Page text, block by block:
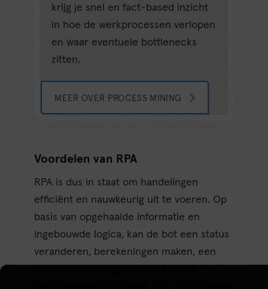
krijg je snel en fact-based inzicht
in hoe de werkprocessen verlopen
en waar eventuele bottlenecks
zitten.
MEER OVER PROCESS MINING
Voordelen van RPA
RPA is dus in staat om handelingen
efficiënt en nauwkeurig uit te voeren. Op
basis van opgehaalde informatie en
ingebouwde logica, kan de bot een status
veranderen, berekeningen maken, een